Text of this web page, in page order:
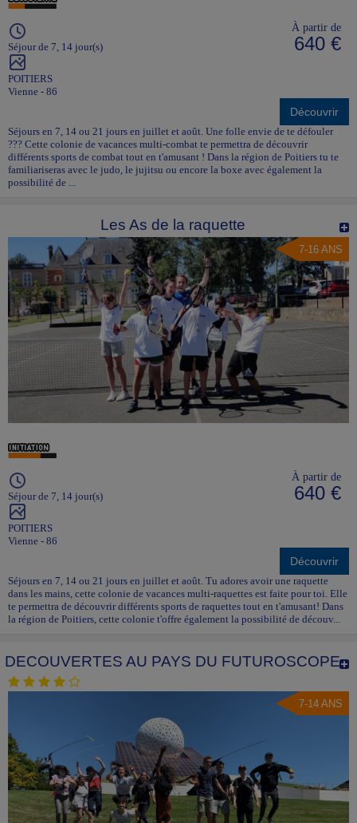
Séjour de 7, 14 jour(s)
POITIERS
Vienne - 86
À partir de
640 €
Découvrir
Séjours en 7, 14 ou 21 jours en juillet et août. Une folle envie de te défouler
??? Cette colonie de vacances multi-combat te permettra de découvrir
différents sports de combat tout en t'amusant ! Dans la région de Poitiers tu te
familiariseras avec le judo, le jujitsu ou encore la boxe avec également la
possibilité de ...
Les As de la raquette
7-16 ANS
Séjour de 7, 14 jour(s)
POITIERS
Vienne - 86
À partir de
640 €
Découvrir
Séjours en 7, 14 ou 21 jours en juillet et août. Tu adores avoir une raquette
dans les mains, cette colonie de vacances multi-raquettes est faite pour toi. Elle
te permettra de découvrir différents sports de raquettes tout en t'amusant! Dans
la région de Poitiers, cette colonie t'offre également la possibilité de découv...
DECOUVERTES AU PAYS DU FUTUROSCOPE
7-14 ANS